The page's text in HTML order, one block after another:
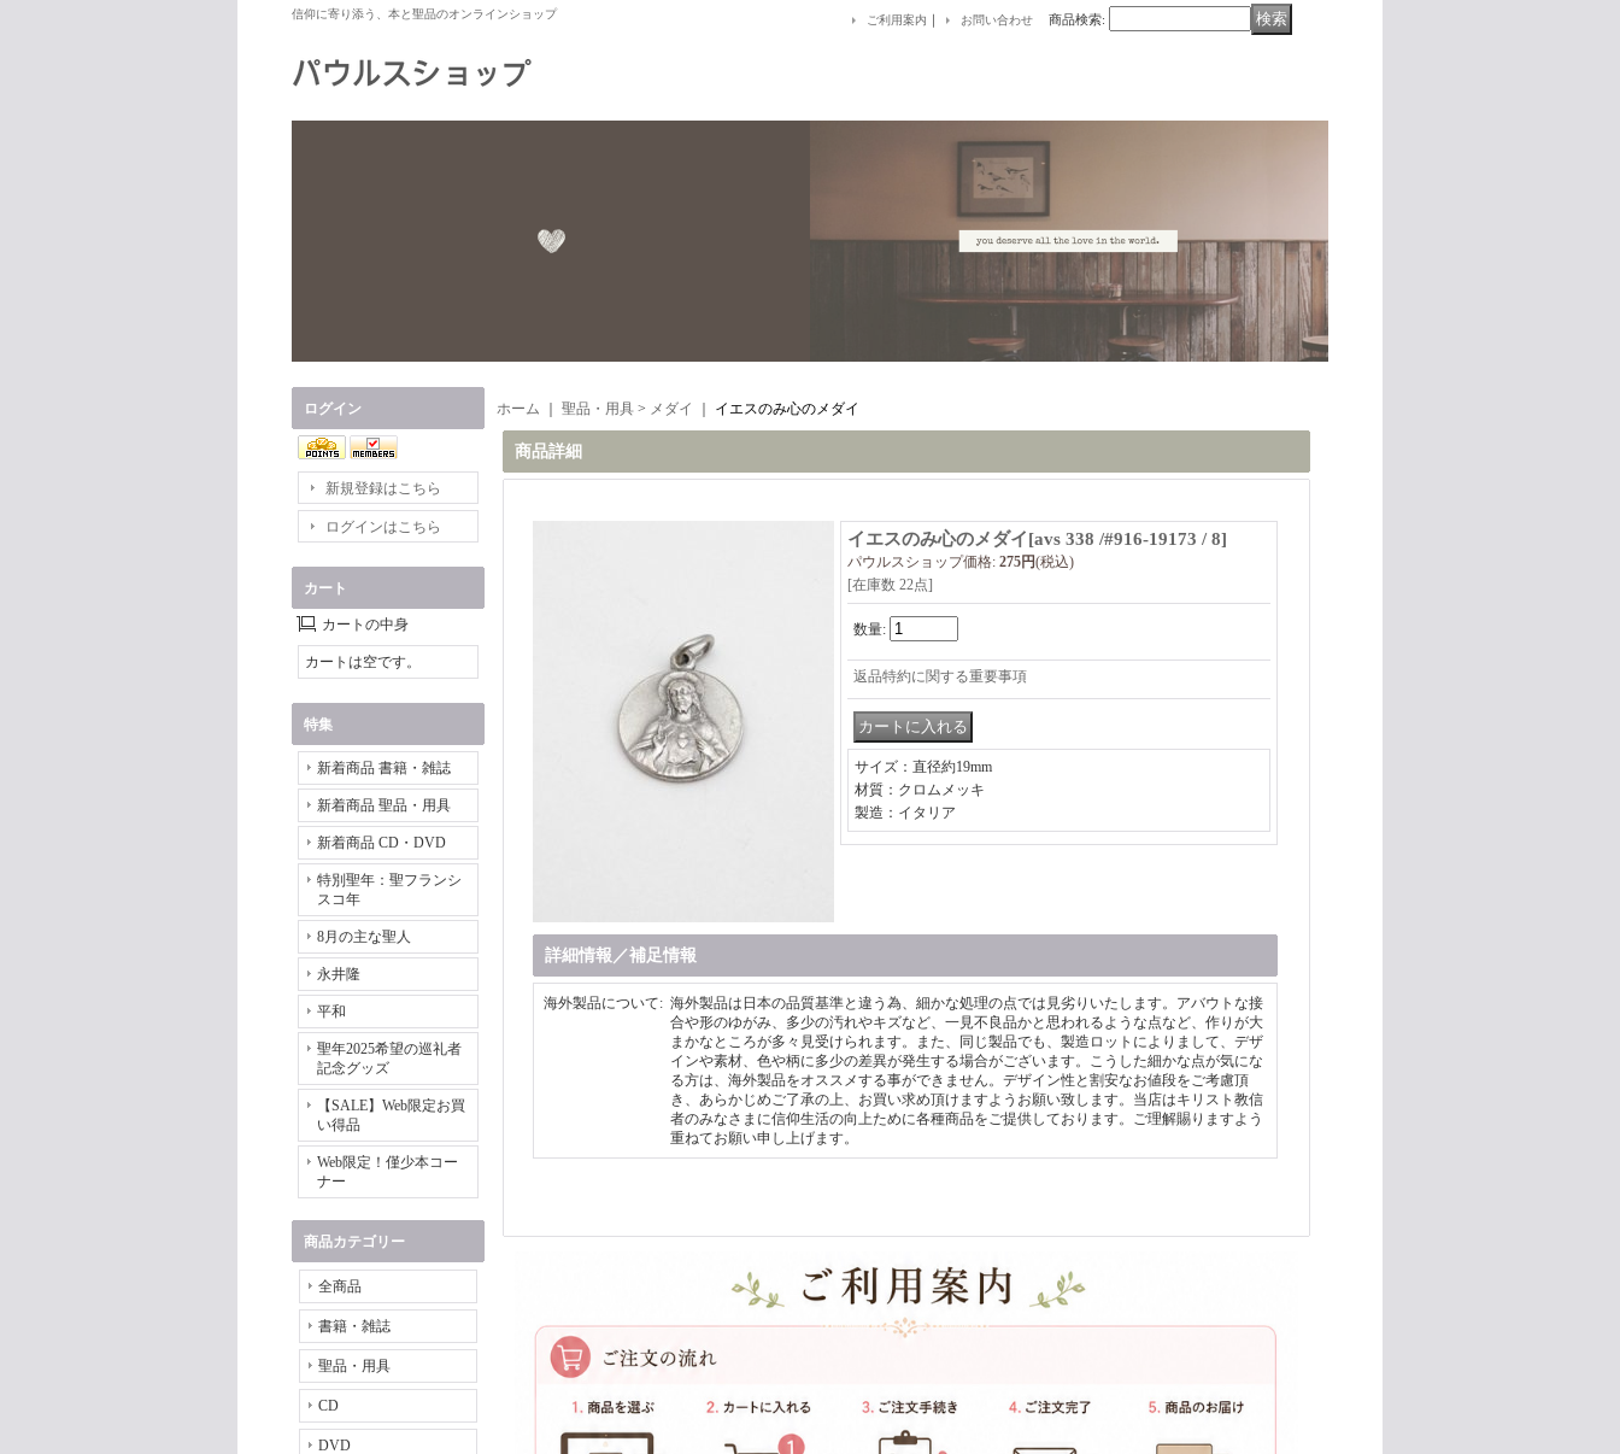
信仰に寄り添う、本と聖品のオンラインショップ ご利用案内 ｜ お問い合わせ 商品検索:
ログイン
新規登録はこちら
ログインはこちら
カート
カートの中身
カートは空です。
特集
新着商品 書籍・雑誌
新着商品 聖品・用具
新着商品 CD・DVD
特別聖年：聖フランシ
スコ年
8月の主な聖人
永井隆
平和
聖年2025希望の巡礼者
記念グッズ
【SALE】Web限定お買
い得品
Web限定！僅少本コー
ナー
商品カテゴリー
全商品
書籍・雑誌
聖品・用具
CD
DVD
ホーム 聖品・用具 > メダイ イエスのみ心のメダイ
商品詳細
イエスのみ心のメダイ[avs 338 /#916-19173 / 8]
パウルスショップ価格: 275円(税込)
[在庫数 22点]
数量:
返品特約に関する重要事項
サイズ：直径約19mm
材質：クロムメッキ
製造：イタリア
詳細情報／補足情報
海外製品について: 海外製品は日本の品質基準と違う為、細かな処理の点では見劣りいたします。アバウトな接
合や形のゆがみ、多少の汚れやキズなど、一見不良品かと思われるような点など、作りが大
まかなところが多々見受けられます。また、同じ製品でも、製造ロットによりまして、デザ
インや素材、色や柄に多少の差異が発生する場合がございます。こうした細かな点が気にな
る方は、海外製品をオススメする事ができません。デザイン性と割安なお値段をご考慮頂
き、あらかじめご了承の上、お買い求め頂けますようお願い致します。当店はキリスト教信
者のみなさまに信仰生活の向上ために各種商品をご提供しております。ご理解賜りますよう
重ねてお願い申し上げます。